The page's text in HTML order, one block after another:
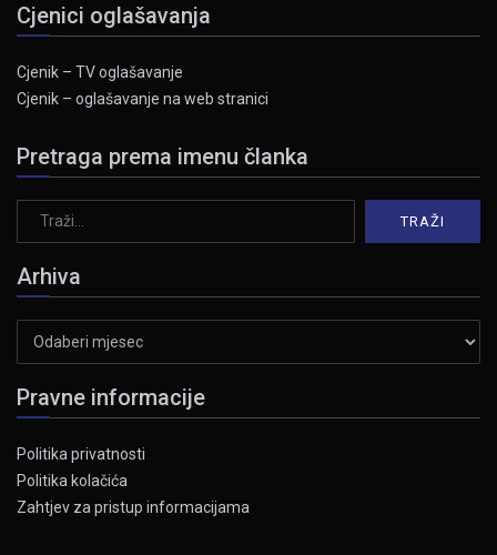
Cjenici oglašavanja
Cjenik – TV oglašavanje
Cjenik – oglašavanje na web stranici
Pretraga prema imenu članka
Arhiva
Pravne informacije
Politika privatnosti
Politika kolačića
Zahtjev za pristup informacijama